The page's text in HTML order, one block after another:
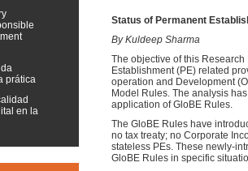
prática
en la
Status of Permanent
By Kuldeep Sharma
The objective of this
Establishment (PE) related
operation and Development
Model Rules. The analysis
application of GloBE Rules.
The GloBE Rules have
no tax treaty; no Corporate
stateless PEs. These newly-
GloBE Rules in specific